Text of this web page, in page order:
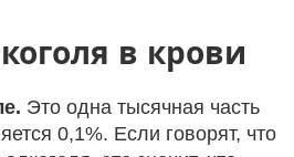
в крови
Это одна тысячная часть
0,1%. Если говорят, что